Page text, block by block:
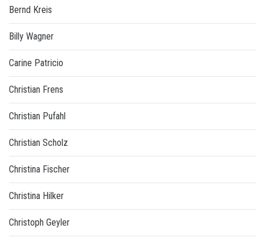
Bernd Kreis
Billy Wagner
Carine Patricio
Christian Frens
Christian Pufahl
Christian Scholz
Christina Fischer
Christina Hilker
Christoph Geyler